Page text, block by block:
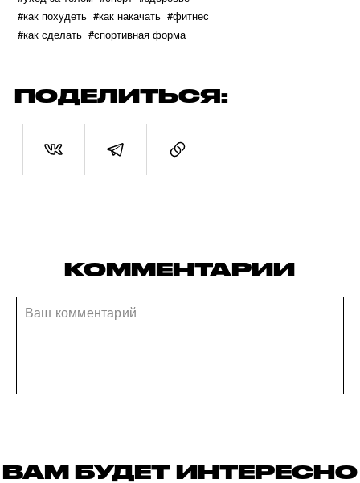
#как похудеть #как накачать #фитнес
#как сделать #спортивная форма
ПОДЕЛИТЬСЯ:
КОММЕНТАРИИ
ВАМ БУДЕТ ИНТЕРЕСНО